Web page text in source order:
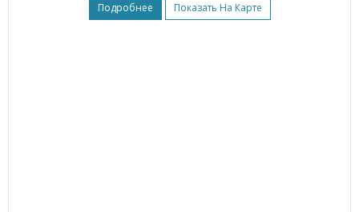
Подробнее Показать На Карте